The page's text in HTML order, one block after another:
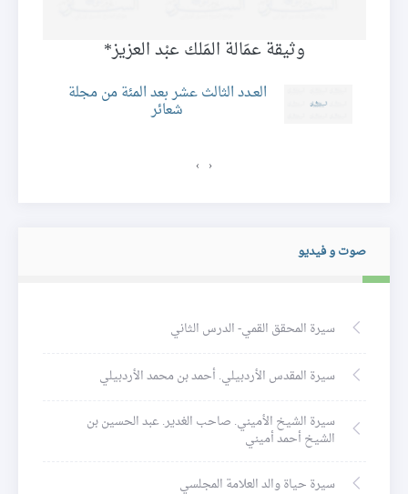
وثيقة عمَالة المَلك عبْد العزيز*
العـدد الثالث عشر بعد المئة من مجلة
شعائر
‹
›
صوت و فيديو
سيرة المحقق القمي- الدرس الثاني
سيرة المقدس الأردبيلي. أحمد بن محمد الأردبيلي
سيرة الشيخ الأميني. صاحب الغدير. عبد الحسين بن
الشيخ أحمد أميني
سيرة حياة والد العلامة المجلسي